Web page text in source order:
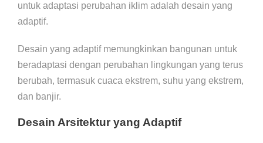
untuk adaptasi perubahan iklim adalah desain yang
adaptif.
Desain yang adaptif memungkinkan bangunan untuk
beradaptasi dengan perubahan lingkungan yang terus
berubah, termasuk cuaca ekstrem, suhu yang ekstrem,
dan banjir.
Desain Arsitektur yang Adaptif